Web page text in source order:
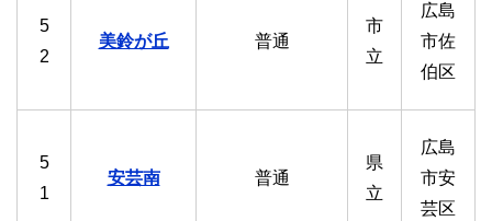
5
2
美鈴が丘 普通
市
立
広島
市佐
伯区
5
1
安芸南 普通
県
立
広島
市安
芸区